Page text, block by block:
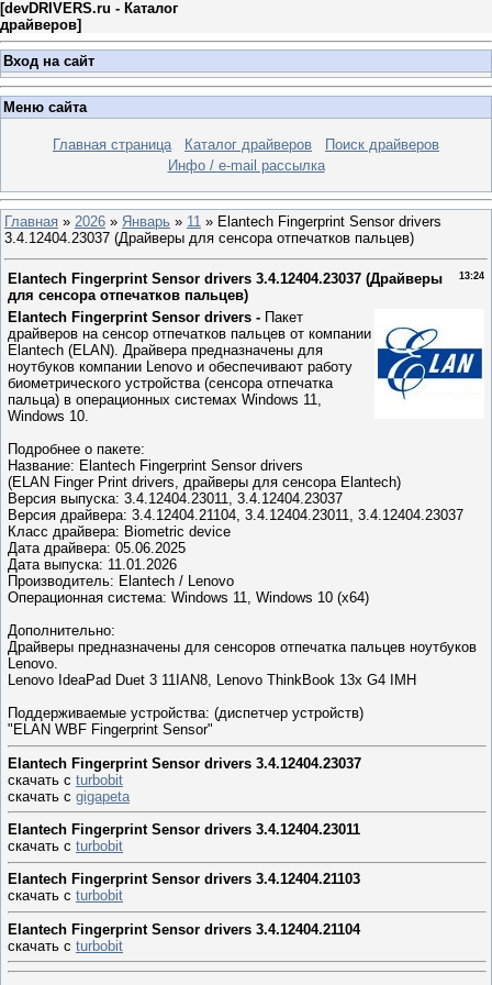
[devDRIVERS.ru - Каталог
драйверов]
Вход на сайт
Меню сайта
Главная страница Каталог драйверов
Поиск драйверов
Инфо / e-mail рассылка
Главная » 2026 » Январь » 11 » Elantech Fingerprint Sensor drivers
3.4.12404.23037 (Драйверы для сенсора отпечатков пальцев)
13:24
Elantech Fingerprint Sensor drivers 3.4.12404.23037 (Драйверы
для сенсора отпечатков пальцев)
Elantech Fingerprint Sensor drivers - Пакет
драйверов на сенсор отпечатков пальцев от компании
Elantech (ELAN). Драйвера предназначены для
ноутбуков компании Lenovo и обеспечивают работу
биометрического устройства (сенсора отпечатка
пальца) в операционных системах Windows 11,
Windows 10.
Подробнее о пакете:
Название: Elantech Fingerprint Sensor drivers
(ELAN Finger Print drivers, драйверы для сенсора Elantech)
Версия выпуска: 3.4.12404.23011, 3.4.12404.23037
Версия драйвера: 3.4.12404.21104, 3.4.12404.23011, 3.4.12404.23037
Класс драйвера: Biometric device
Дата драйвера: 05.06.2025
Дата выпуска: 11.01.2026
Производитель: Elantech / Lenovo
Операционная система: Windows 11, Windows 10 (x64)
Дополнительно:
Драйверы предназначены для сенсоров отпечатка пальцев ноутбуков
Lenovo.
Lenovo IdeaPad Duet 3 11IAN8, Lenovo ThinkBook 13x G4 IMH
Поддерживаемые устройства: (диспетчер устройств)
"ELAN WBF Fingerprint Sensor"
Elantech Fingerprint Sensor drivers 3.4.12404.23037
скачать с turbobit
скачать с gigapeta
Elantech Fingerprint Sensor drivers 3.4.12404.23011
скачать с turbobit
Elantech Fingerprint Sensor drivers 3.4.12404.21103
скачать с turbobit
Elantech Fingerprint Sensor drivers 3.4.12404.21104
скачать с turbobit